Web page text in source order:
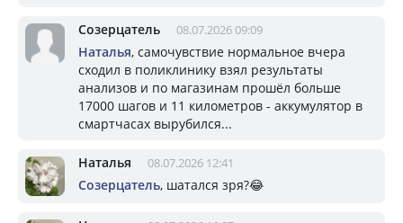
Созерцатель 08.07.2026 09:09
Наталья, самочувствие нормальное вчера
сходил в поликлинику взял результаты
анализов и по магазинам прошёл больше
17000 шагов и 11 километров - аккумулятор в
смартчасах вырубился...
Наталья 08.07.2026 12:41
Созерцатель, шатался зря?😂